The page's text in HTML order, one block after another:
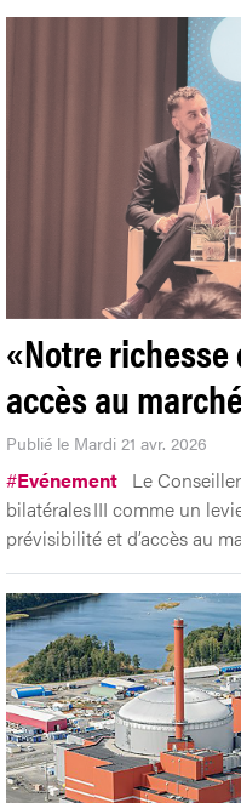
«Notre
accès au
Publié le Mardi 21 avr. 2026
#Evénement Le
bilatérales III comme un
prévisibilité et d’accès au